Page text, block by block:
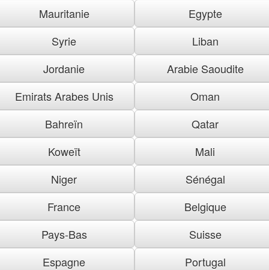
Mauritanie
Egypte
Syrie
Liban
Jordanie
Arabie Saoudite
Emirats Arabes Unis
Oman
Bahreïn
Qatar
Koweït
Mali
Niger
Sénégal
France
Belgique
Pays-Bas
Suisse
Espagne
Portugal